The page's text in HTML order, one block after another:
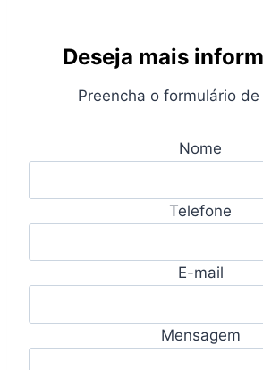
Deseja mais
Preencha o formulário
Nome
Telefone
E-mail
Mensagem